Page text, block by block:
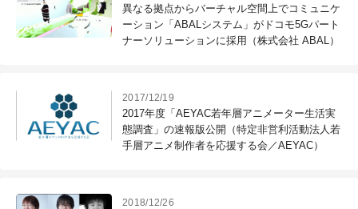
異なる拠点からバーチャル空間上でコミュニケ
ーション「ABALシステム」がドコモ5Gパート
ナーソリューションに採用（株式会社 ABAL）
2017/12/19
2017年度「AEYAC若年層アニメーター生活実
態調査」の速報版公開（特定非営利活動法人若
手層アニメ制作者を応援する会／AEYAC）
2018/12/26